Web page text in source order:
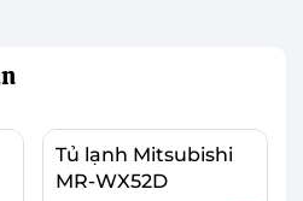
Tủ lạnh Mitsubishi
MR-WX52D